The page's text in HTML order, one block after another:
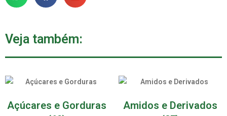
Veja também:
Açúcares e Gorduras
Amidos e Derivados